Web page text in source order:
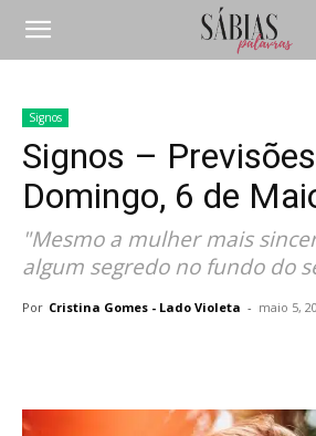
Signos
Signos –
Domingo, 6 de
"Mesmo a mulher mais
algum segredo no fundo do
Por Cristina Gomes - Lado Violeta - maio 5,